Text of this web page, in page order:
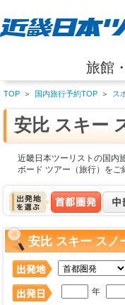
旅館
TOP ＞ 国内旅行予約TOP ＞ ス
安比 スキー
近畿日本ツーリストの国内
ボード ツアー（旅行）をご
安比 スキー スノ
年